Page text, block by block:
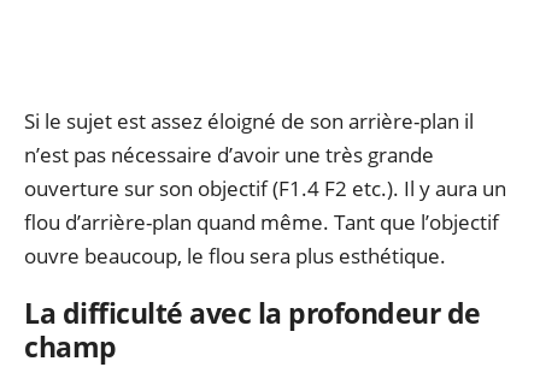
Si le sujet est assez éloigné de son arrière-plan il
n’est pas nécessaire d’avoir une très grande
ouverture sur son objectif (F1.4 F2 etc.). Il y aura un
flou d’arrière-plan quand même. Tant que l’objectif
ouvre beaucoup, le flou sera plus esthétique.
La difficulté avec la profondeur de
champ